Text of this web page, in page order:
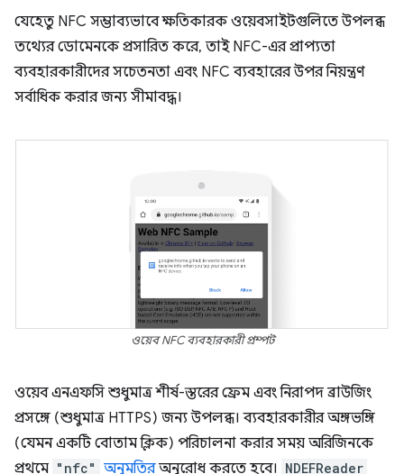
যেহেতু NFC সম্ভাব্যভাবে ক্ষতিকারক ওয়েবসাইটগুলিতে উপলব্ধ
তথ্যের ডোমেনকে প্রসারিত করে, তাই NFC-এর প্রাপ্যতা
ব্যবহারকারীদের সচেতনতা এবং NFC ব্যবহারের উপর নিয়ন্ত্রণ
সর্বাধিক করার জন্য সীমাবদ্ধ।
ওয়েব NFC ব্যবহারকারী প্রম্পট
ওয়েব এনএফসি শুধুমাত্র শীর্ষ-স্তরের ফ্রেম এবং নিরাপদ ব্রাউজিং
প্রসঙ্গে (শুধুমাত্র HTTPS) জন্য উপলব্ধ। ব্যবহারকারীর অঙ্গভঙ্গি
(যেমন একটি বোতাম ক্লিক) পরিচালনা করার সময় অরিজিনকে
প্রথমে "nfc" অনুমতিরঅনুরোধ করতে হবে। NDEFReader